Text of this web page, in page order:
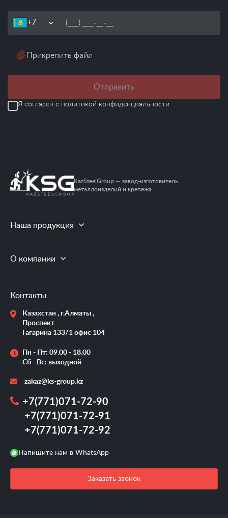
Телефон
Прикрепить файл
Отправить
Я согласен с политикой конфиденциальности
KazSteelGroup — завод-изготовитель
металлоизделий и крепежа
Наша продукция
О компании
Контакты
Казахстан , г.Алматы ,
Проспект
Гагарина 133/1 офис 104
Пн - Пт: 09.00 - 18.00
Сб - Вс: выходной
zakaz@ks-group.kz
+7(771)071-72-90
+7(771)071-72-91
+7(771)071-72-92
Напишите нам в WhatsApp
Заказать звонок